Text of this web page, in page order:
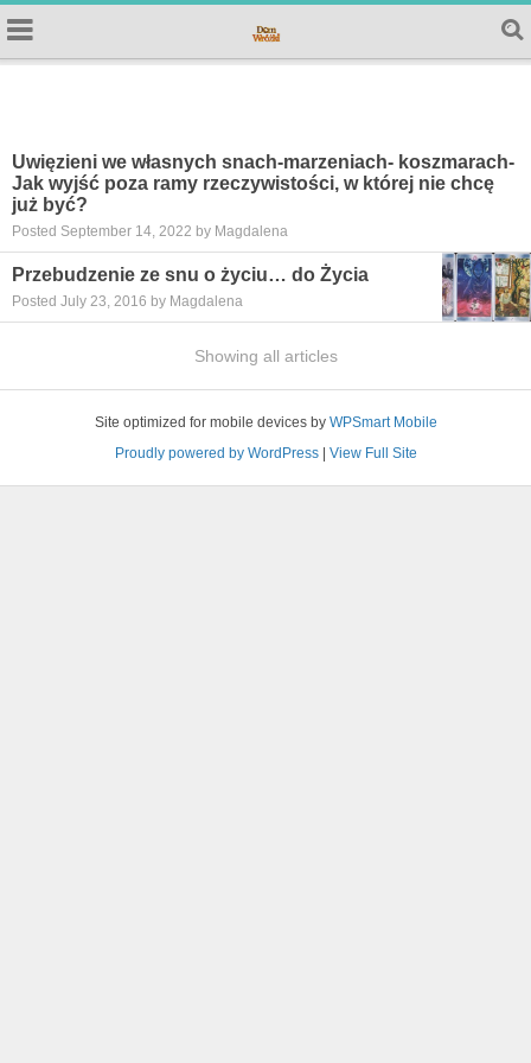
Uwięzieni we własnych snach-marzeniach- koszmarach-
Jak wyjść poza ramy rzeczywistości, w której nie chcę
już być?
Posted September 14, 2022 by Magdalena
Przebudzenie ze snu o życiu… do Życia
Posted July 23, 2016 by Magdalena
Showing all articles
Site optimized for mobile devices by WPSmart Mobile
Proudly powered by WordPress| View Full Site